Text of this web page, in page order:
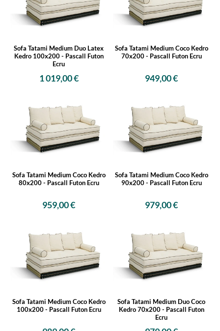
Sofa Tatami Medium Duo Latex
Kedro 100x200 - Pascall Futon
Ecru
1 019,00 €
Sofa Tatami Medium Coco Kedro
70x200 - Pascall Futon Ecru
949,00 €
Sofa Tatami Medium Coco Kedro
80x200 - Pascall Futon Ecru
959,00 €
Sofa Tatami Medium Coco Kedro
90x200 - Pascall Futon Ecru
979,00 €
Sofa Tatami Medium Coco Kedro
100x200 - Pascall Futon Ecru
Sofa Tatami Medium Duo Coco
Kedro 70x200 - Pascall Futon
Ecru